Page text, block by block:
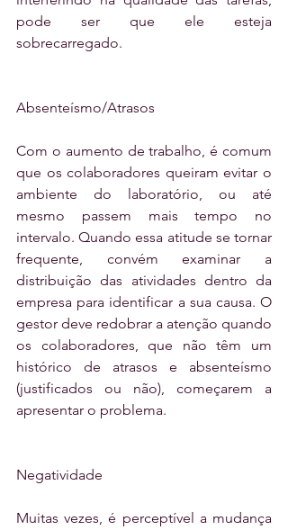
pode ser que ele esteja
sobrecarregado.
Absenteísmo/Atrasos
Com o aumento de trabalho, é comum
que os colaboradores queiram evitar o
ambiente do laboratório, ou até
mesmo passem mais tempo no
intervalo. Quando essa atitude se tornar
frequente, convém examinar a
distribuição das atividades dentro da
empresa para identificar a sua causa. O
gestor deve redobrar a atenção quando
os colaboradores, que não têm um
histórico de atrasos e absenteísmo
(justificados ou não), começarem a
apresentar o problema.
Negatividade
Muitas vezes, é perceptível a mudança